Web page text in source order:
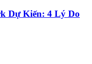
Dự Kiến: 4 Lý Do